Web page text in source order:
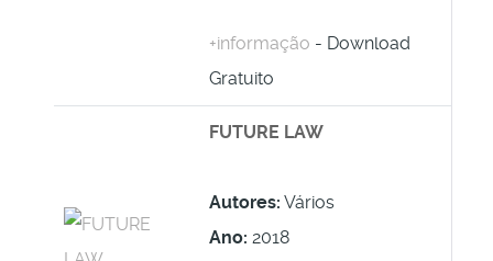
+informação - Download
Gratuito
FUTURE LAW
Autores: Vários
Ano: 2018